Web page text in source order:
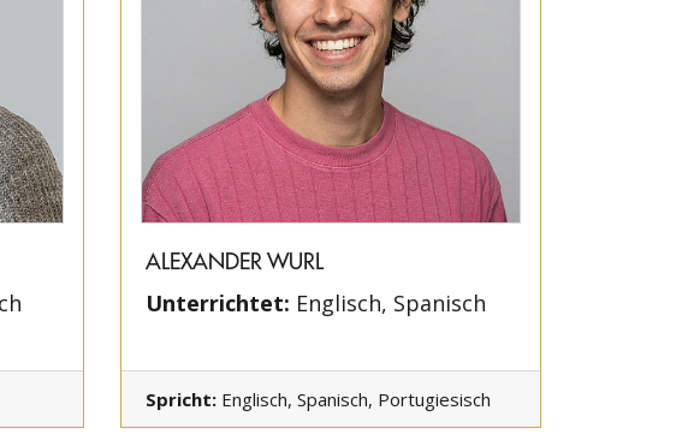
ALEXANDER WURL
Unterrichtet: Englisch, Spanisch
Spricht: Englisch, Spanisch, Portugiesisch